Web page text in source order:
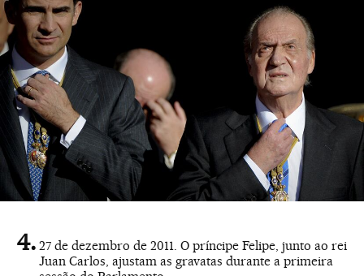
27 de dezembro de 2011. O príncipe Felipe, junto ao rei
Juan Carlos, ajustam as gravatas durante a primeira